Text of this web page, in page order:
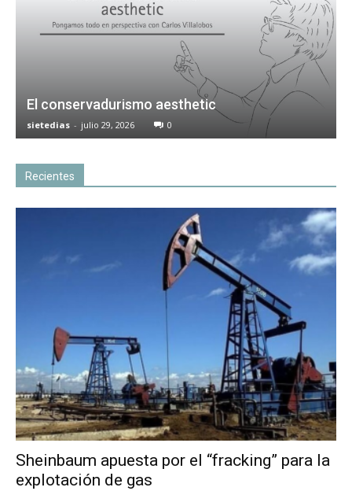
El conservadurismo aesthetic
sietedias - julio 29, 2026 0
Recientes
Sheinbaum apuesta por el “fracking” para la
explotación de gas